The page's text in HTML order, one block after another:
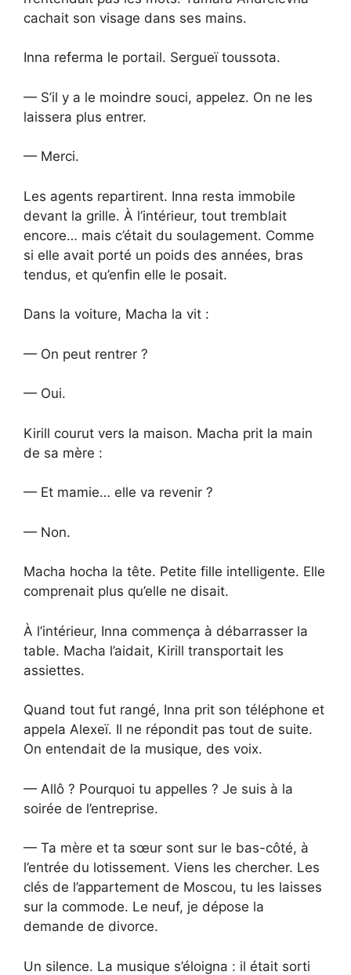
cachait son visage dans ses mains.
Inna referma le portail. Sergueï toussota.
— S’il y a le moindre souci, appelez. On ne les
laissera plus entrer.
— Merci.
Les agents repartirent. Inna resta immobile
devant la grille. À l’intérieur, tout tremblait
encore… mais c’était du soulagement. Comme
si elle avait porté un poids des années, bras
tendus, et qu’enfin elle le posait.
Dans la voiture, Macha la vit :
— On peut rentrer ?
— Oui.
Kirill courut vers la maison. Macha prit la main
de sa mère :
— Et mamie… elle va revenir ?
— Non.
Macha hocha la tête. Petite fille intelligente. Elle
comprenait plus qu’elle ne disait.
À l’intérieur, Inna commença à débarrasser la
table. Macha l’aidait, Kirill transportait les
assiettes.
Quand tout fut rangé, Inna prit son téléphone et
appela Alexeï. Il ne répondit pas tout de suite.
On entendait de la musique, des voix.
— Allô ? Pourquoi tu appelles ? Je suis à la
soirée de l’entreprise.
— Ta mère et ta sœur sont sur le bas-côté, à
l’entrée du lotissement. Viens les chercher. Les
clés de l’appartement de Moscou, tu les laisses
sur la commode. Le neuf, je dépose la
demande de divorce.
Un silence. La musique s’éloigna : il était sorti